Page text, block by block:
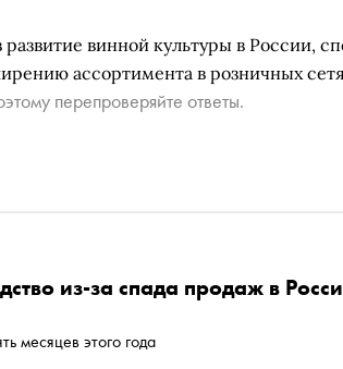
винной культуры в России,
ассортимента в розничных
перепроверяйте ответы.
из-за спада продаж в
месяцев этого года